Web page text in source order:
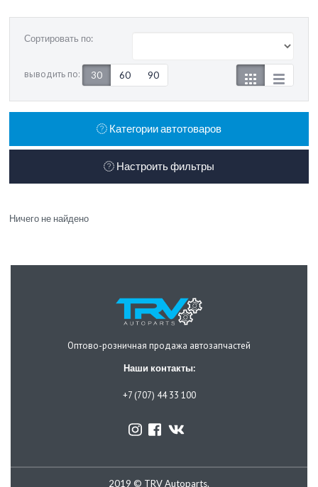
Сортировать по:
выводить по: 30 60 90
Категории автотоваров
Настроить фильтры
Ничего не найдено
Оптово-розничная продажа автозапчастей
Наши контакты:
+7 (707) 44 33 100
2019 © TRV Autoparts.